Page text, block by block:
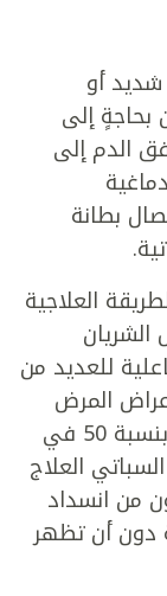
أو
بحاجةٍ إلى
الدم إلى
بطانة
العلاجية
للعديد من
المرض
ويعانون من انسداد الشرايين السباتية بنسبة 50 في
العلاج
من انسداد
60 في المائة دون أن تظهر